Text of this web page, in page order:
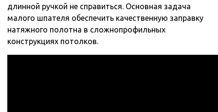
длинной ручкой не справиться. Основная задача
малого шпателя обеспечить качественную заправку
натяжного полотна в сложнопрофильных
конструкциях потолков.